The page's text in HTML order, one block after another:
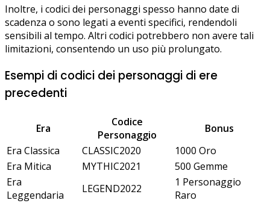
Inoltre, i codici dei personaggi spesso hanno date di
scadenza o sono legati a eventi specifici, rendendoli
sensibili al tempo. Altri codici potrebbero non avere tali
limitazioni, consentendo un uso più prolungato.
Esempi di codici dei personaggi di ere
precedenti
Era
Codice
Personaggio
Bonus
Era Classica
CLASSIC2020
1000 Oro
Era Mitica
MYTHIC2021
500 Gemme
Era
Leggendaria
LEGEND2022
1 Personaggio
Raro